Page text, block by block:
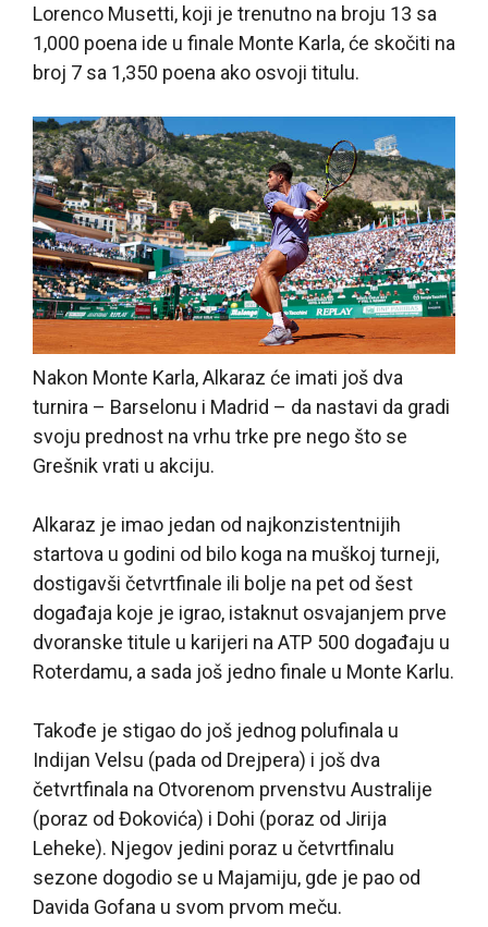
Lorenco Musetti, koji je trenutno na broju 13 sa
1,000 poena ide u finale Monte Karla, će skočiti na
broj 7 sa 1,350 poena ako osvoji titulu.
Nakon Monte Karla, Alkaraz će imati još dva
turnira – Barselonu i Madrid – da nastavi da gradi
svoju prednost na vrhu trke pre nego što se
Grešnik vrati u akciju.
Alkaraz je imao jedan od najkonzistentnijih
startova u godini od bilo koga na muškoj turneji,
dostigavši četvrtfinale ili bolje na pet od šest
događaja koje je igrao, istaknut osvajanjem prve
dvoranske titule u karijeri na ATP 500 događaju u
Roterdamu, a sada još jedno finale u Monte Karlu.
Takođe je stigao do još jednog polufinala u
Indijan Velsu (pada od Drejpera) i još dva
četvrtfinala na Otvorenom prvenstvu Australije
(poraz od Đokovića) i Dohi (poraz od Jirija
Leheke). Njegov jedini poraz u četvrtfinalu
sezone dogodio se u Majamiju, gde je pao od
Davida Gofana u svom prvom meču.